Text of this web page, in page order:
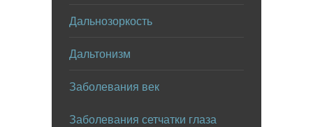
Дальнозоркость
Дальтонизм
Заболевания век
Заболевания сетчатки глаза